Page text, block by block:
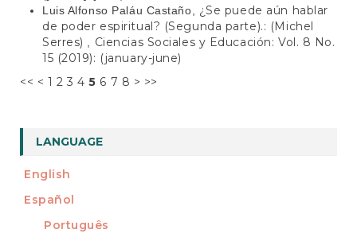
Luis Alfonso Paláu Castaño, ¿Se puede aún hablar
de poder espiritual? (Segunda parte).: (Michel
Serres)
Ciencias Sociales y Educación: Vol. 8 No.
15 (2019): (january-june)
<< < 1 2 3 4 5 6 7 8 > >>
LANGUAGE
English
Español
Português